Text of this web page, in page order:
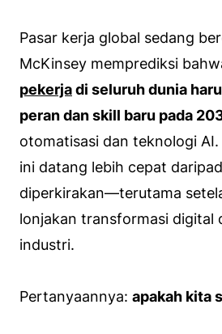
Pasar kerja global sedang
McKinsey memprediksi
pekerjadi seluruh dunia
peran dan skill baru pada
otomatisasi dan teknologi
ini datang lebih cepat
diperkirakan—terutama
lonjakan transformasi digital
industri.
Pertanyaannya: apakah kita